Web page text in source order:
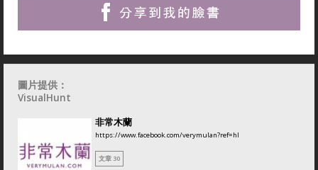
圖片提供：
VisualHunt
非常木蘭
https://www.facebook.com/verymulan?ref=hl
文章 30